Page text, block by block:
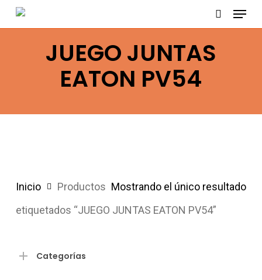
Skip
to
search
Menu
JUEGO JUNTAS
EATON PV54
Mostrando el único resultado
Inicio
Productos
etiquetados “JUEGO JUNTAS EATON PV54”
Categorías